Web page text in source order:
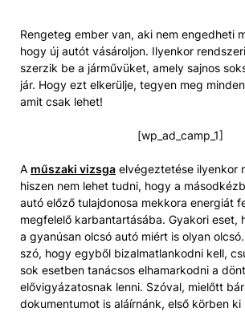
Rengeteg ember van, aki nem engedheti
hogy új autót vásároljon. Ilyenkor
szerzik be a járművüket, amely sajnos
jár. Hogy ezt elkerülje, tegyen meg
amit csak lehet!
[wp_ad_camp_1]
A műszaki vizsga elvégeztetése ilyenkor
hiszen nem lehet tudni, hogy a
autó előző tulajdonosa mekkora energiát
megfelelő karbantartásába. Gyakori eset,
a gyanúsan olcsó autó miért is olyan
szó, hogy egyből bizalmatlankodni kell,
sok esetben tanácsos elhamarkodni a
elővigyázatosnak lenni. Szóval, mielőtt
dokumentumot is aláírnánk, első körben